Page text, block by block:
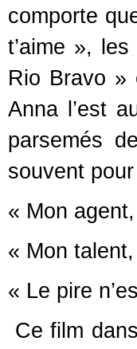
comporte
t’aime »,
Rio Bravo »
Anna l’est
parsemés
souvent
« Mon
« Mon
« Le pire
Ce film